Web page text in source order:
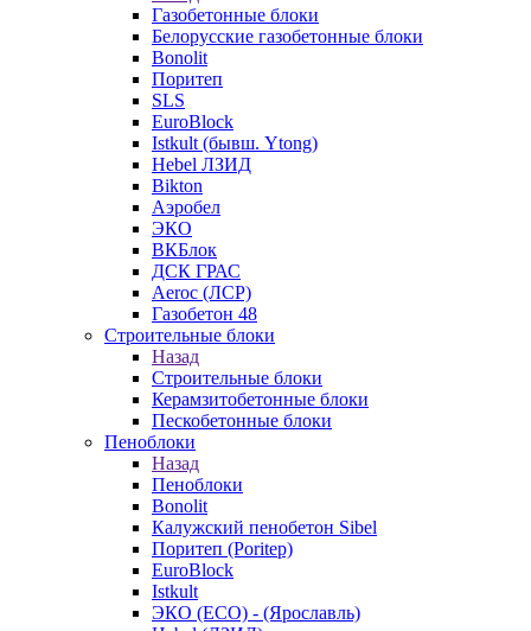
Газобетонные блоки
Белорусские газобетонные блоки
Bonolit
Поритеп
SLS
EuroBlock
Istkult (бывш. Ytong)
Hebel ЛЗИД
Bikton
Аэробел
ЭКО
ВКБлок
ДСК ГРАС
Aeroc (ЛСР)
Газобетон 48
Строительные блоки
Назад
Строительные блоки
Керамзитобетонные блоки
Пескобетонные блоки
Пеноблоки
Назад
Пеноблоки
Bonolit
Калужский пенобетон Sibel
Поритеп (Poritep)
EuroBlock
Istkult
ЭКО (ECO) - (Ярославль)